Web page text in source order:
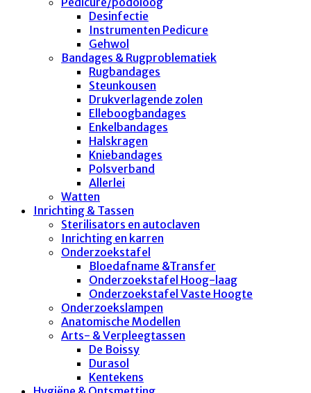
Desinfectie
Instrumenten Pedicure
Gehwol
Bandages & Rugproblematiek
Rugbandages
Steunkousen
Drukverlagende zolen
Elleboogbandages
Enkelbandages
Halskragen
Kniebandages
Polsverband
Allerlei
Watten
Inrichting & Tassen
Sterilisators en autoclaven
Inrichting en karren
Onderzoekstafel
Bloedafname &Transfer
Onderzoekstafel Hoog-laag
Onderzoekstafel Vaste Hoogte
Onderzoekslampen
Anatomische Modellen
Arts- & Verpleegtassen
De Boissy
Durasol
Kentekens